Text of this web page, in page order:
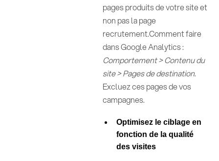
pages produits de votre site et
non pas la page
recrutement.Comment faire
dans Google Analytics :
Comportement > Contenu du
site > Pages de destination.
Excluez ces pages de vos
campagnes.
Optimisez le ciblage en
fonction de la qualité
des visites